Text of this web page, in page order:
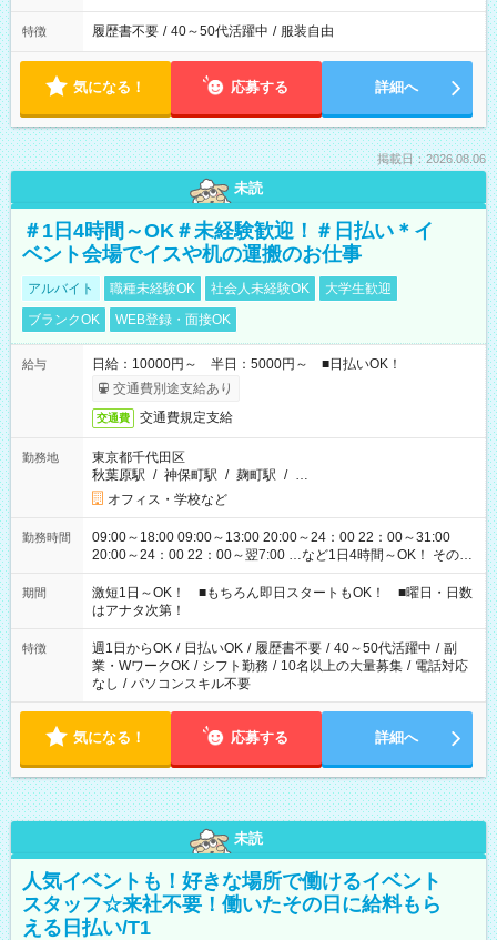
特徴 履歴書不要 / 40～50代活躍中 / 服装自由
気になる！ 応募する 詳細へ
掲載日：2026.08.06
未読
＃1日4時間～OK＃未経験歓迎！＃日払い＊イ
ベント会場でイスや机の運搬のお仕事
アルバイト 職種未経験OK 社会人未経験OK
大学生歓迎
ブランクOK
WEB登録・面接OK
給与
日給：10000円～ 半日：5000円～ ■日払いOK！
交通費別途支給あり
交通費 交通費規定支給
勤務地
東京都千代田区
秋葉原駅 / 神保町駅 / 麹町駅 / …
オフィス・学校など
勤務時間
09:00～18:00 09:00～13:00 20:00～24：00 22：00～31:00
20:00～24：00 22：00～翌7:00 …など1日4時間～OK！ その他
シフトもございます！ お気軽にご相談ください！
期間
激短1日～OK！ ■もちろん即日スタートもOK！ ■曜日・日数
はアナタ次第！
特徴 週1日からOK / 日払いOK / 履歴書不要 / 40～50代活躍中 / 副
業・WワークOK / シフト勤務 / 10名以上の大量募集 / 電話対応
なし / パソコンスキル不要
気になる！ 応募する 詳細へ
未読
人気イベントも！好きな場所で働けるイベント
スタッフ☆来社不要！働いたその日に給料もら
える日払い/T1